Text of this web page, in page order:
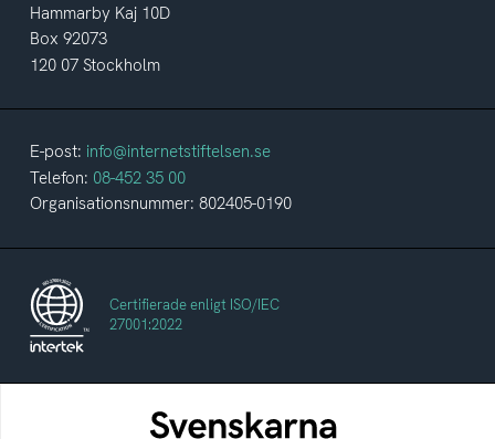
Hammarby Kaj 10D
Box 92073
120 07 Stockholm
E-post: info@internetstiftelsen.se
Telefon: 08-452 35 00
Organisationsnummer: 802405-0190
Certifierade enligt ISO/IEC
27001:2022
Svenskarna och internet